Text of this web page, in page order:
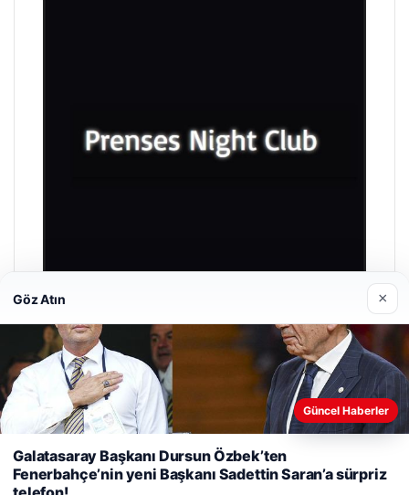
Prenses Night Club
Nisan 29, 2026
deneyiminizi kişiselleştirmek ve geliştirmek amacıyla çerezler
kullanıyoruz.Çerez Politikamız
Göz Atın ×
Güncel Haberler
Galatasaray Başkanı Dursun Özbek’ten
Fenerbahçe’nin yeni Başkanı Sadettin Saran’a sürpriz